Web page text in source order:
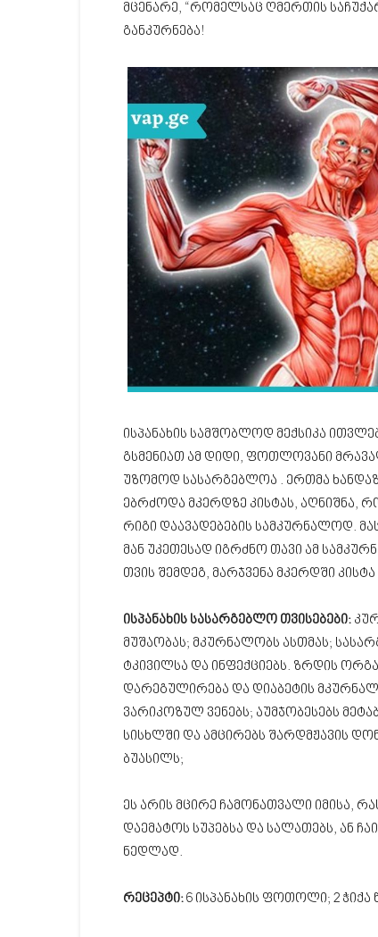
მცენარე, “რომელსაც ღმერთის
განკურნება!
ისპანახის სამშობლოდ მექსიკა
გსმენიათ ამ დიდი, ფოთლოვანი
უზომოდ სასარგებლოა . ერთმა
ებრძოდა მკერდზე კისტას, აღნიშნა,
რიგი დაავადებების სამკურნალოდ.
მან უკეთესად იგრძნო თავი ამ
თვის შემდეგ, მარჯვენა მკერდში
ისპანახის სასარგებლო თვისებები:
მუშაობას; მკურნალობს ასთმას;
ტკივილსა და ინფექციებს. ზრდის
დარეგულირება და დიაბეტის
ვარიკოზულ ვენებს; აუმჯობესებს
სისხლში და ამცირებს შარდმჟავის
ბუასილს;
ეს არის მცირე ჩამონათვალი იმისა,
დაემატოს სუპებსა და სალათებს, ან
ნედლად.
რეცეპტი:6 ისპანახის ფოთოლი; 2 ჭიქა